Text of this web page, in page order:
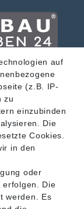
auf
(z.B. IP-
zu
einzubinden
Die
Cookies.
in den
oder
erfolgen. Die
werden. Es